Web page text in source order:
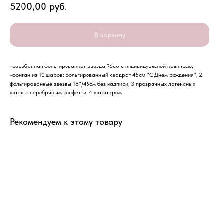
5200,00 руб.
В корзину
-серебряная фольгированная звезда 76см с индивидуальной надписью;
-фонтан из 10 шаров: фольгированный квадрат 45см "С Днем рождения", 2
фольгированные звезды 18"/45см без надписи, 3 прозрачных латексных
шара с серебряным конфетти, 4 шара хром
Рекомендуем к этому товару